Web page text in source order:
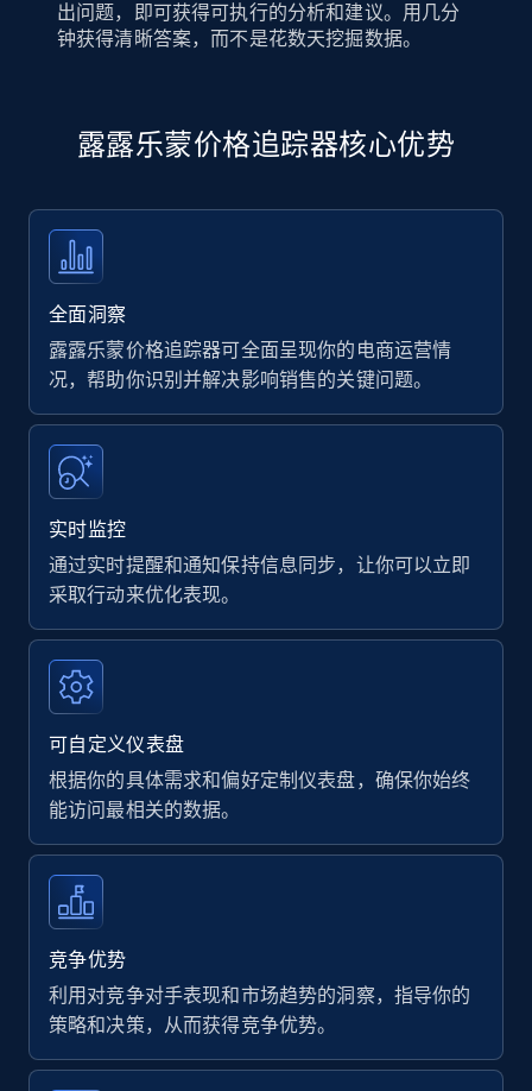
出问题，即可获得可执行的分析和建议。用几分
钟获得清晰答案，而不是花数天挖掘数据。
露露乐蒙价格追踪器核心优势
全面洞察
露露乐蒙价格追踪器可全面呈现你的电商运营情
况，帮助你识别并解决影响销售的关键问题。
实时监控
通过实时提醒和通知保持信息同步，让你可以立即
采取行动来优化表现。
可自定义仪表盘
根据你的具体需求和偏好定制仪表盘，确保你始终
能访问最相关的数据。
竞争优势
利用对竞争对手表现和市场趋势的洞察，指导你的
策略和决策，从而获得竞争优势。